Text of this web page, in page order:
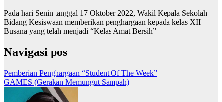
Pada hari Senin tanggal 17 Oktober 2022, Wakil Kepala Sekolah
Bidang Kesiswaan memberikan penghargaan kepada kelas XII
Busana yang telah menjadi “Kelas Amat Bersih”
Navigasi pos
Pemberian Penghargaan “Student Of The Week”
GAMES (Gerakan Memungut Sampah)